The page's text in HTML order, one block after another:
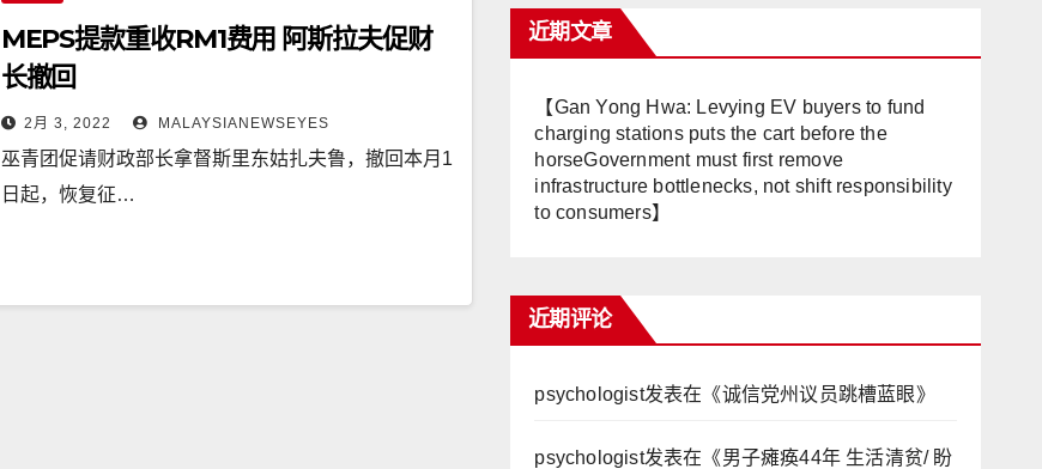
MEPS提款重收RM1费用 阿斯拉夫促财
长撤回
2月 3, 2022 MALAYSIANEWSEYES
巫青团促请财政部长拿督斯里东姑扎夫鲁，撤回本月1
日起，恢复征…
近期文章
【Gan Yong Hwa: Levying EV buyers to fund
charging stations puts the cart before the
horseGovernment must first remove
infrastructure bottlenecks, not shift responsibility
to consumers】
近期评论
psychologist发表在《诚信党州议员跳槽蓝眼》
psychologist发表在《男子瘫痪44年 生活清贫/ 盼